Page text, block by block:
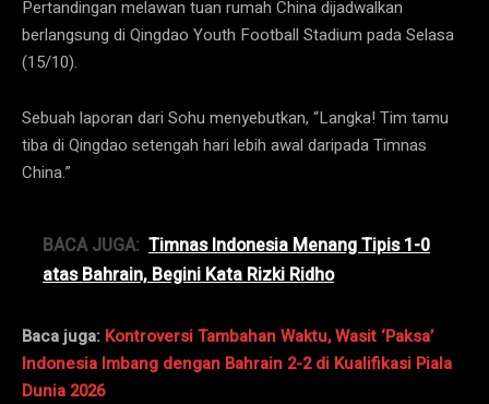
Pertandingan melawan tuan rumah China dijadwalkan
berlangsung di Qingdao Youth Football Stadium pada Selasa
(15/10).
Sebuah laporan dari Sohu menyebutkan, “Langka! Tim tamu
tiba di Qingdao setengah hari lebih awal daripada Timnas
China.”
BACA JUGA: Timnas Indonesia Menang Tipis 1-0
atas Bahrain, Begini Kata Rizki Ridho
Baca juga: Kontroversi Tambahan Waktu, Wasit ‘Paksa’
Indonesia Imbang dengan Bahrain 2-2 di Kualifikasi Piala
Dunia 2026